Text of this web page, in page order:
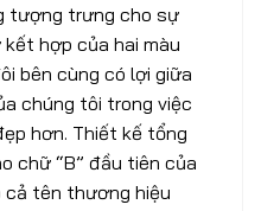
tượng trưng cho sự
hợp của hai màu
bên cùng có lợi giữa
chúng tôi trong việc
hơn. Thiết kế tổng
chữ “B” đầu tiên của
cả tên thương hiệu